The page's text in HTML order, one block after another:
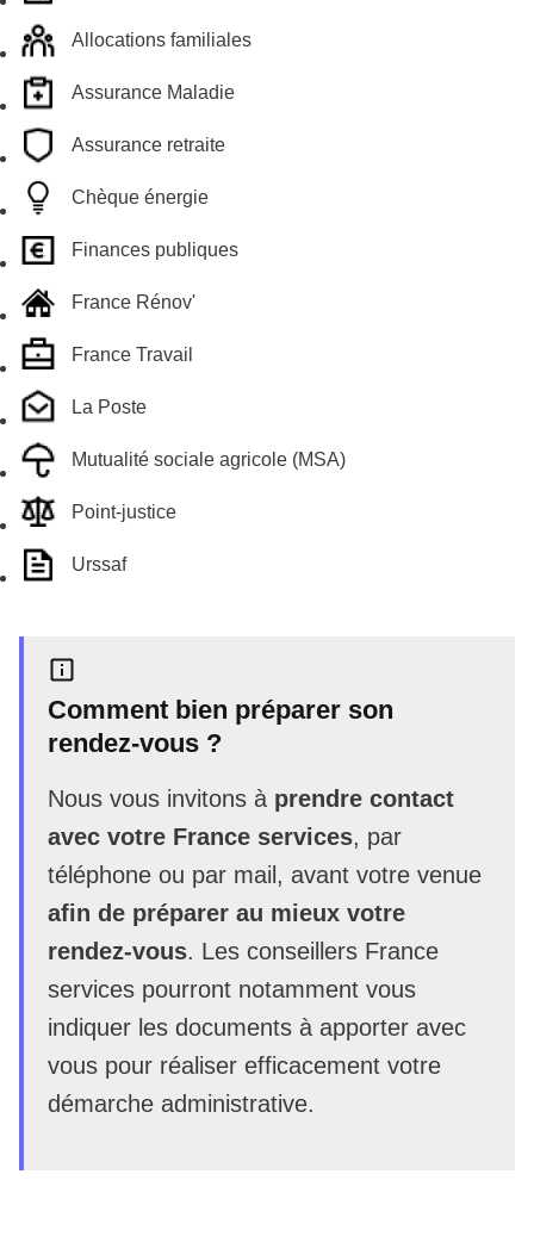
Allocations familiales
Assurance Maladie
Assurance retraite
Chèque énergie
Finances publiques
France Rénov'
France Travail
La Poste
Mutualité sociale agricole (MSA)
Point-justice
Urssaf
Comment bien préparer son
rendez-vous ?
Nous vous invitons à prendre contact
avec votre France services, par
téléphone ou par mail, avant votre venue
afin de préparer au mieux votre
rendez-vous. Les conseillers France
services pourront notamment vous
indiquer les documents à apporter avec
vous pour réaliser efficacement votre
démarche administrative.